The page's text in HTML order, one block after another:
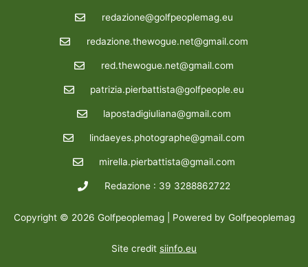
redazione@golfpeoplemag.eu
redazione.thewogue.net@gmail.com
red.thewogue.net@gmail.com
patrizia.pierbattista@golfpeople.eu
lapostadigiuliana@gmail.com
lindaeyes.photographe@gmail.com
mirella.pierbattista@gmail.com
Redazione : 39 3288862722
Copyright © 2026 Golfpeoplemag | Powered by Golfpeoplemag
Site credit siinfo.eu